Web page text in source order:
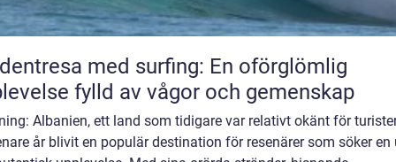
med surfing: En oförglömlig
fylld av vågor och gemenskap
Albanien, ett land som tidigare var relativt okänt för
år blivit en populär destination för resenärer som söker en